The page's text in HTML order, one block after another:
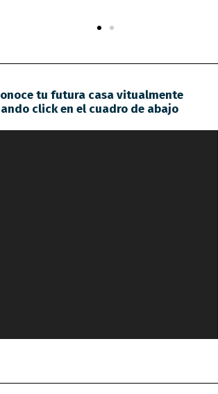
tu futura casa vitualmente
click en el cuadro de abajo